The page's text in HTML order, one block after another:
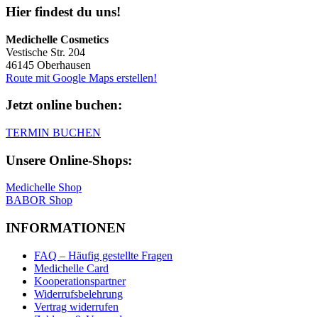
Hier findest du uns!
Medichelle Cosmetics
Vestische Str. 204
46145 Oberhausen
Route mit Google Maps erstellen!
Jetzt online buchen:
TERMIN BUCHEN
Unsere Online-Shops:
Medichelle Shop
BABOR Shop
INFORMATIONEN
FAQ – Häufig gestellte Fragen
Medichelle Card
Kooperationspartner
Widerrufsbelehrung
Vertrag widerrufen